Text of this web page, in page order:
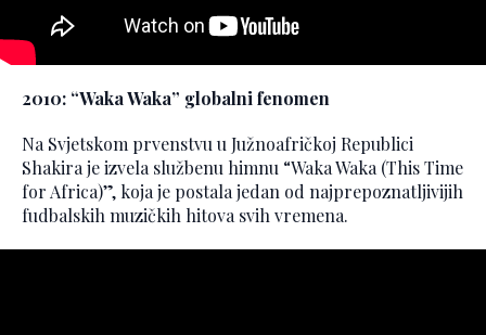
2010: “Waka Waka” globalni fenomen
Na Svjetskom prvenstvu u Južnoafričkoj Republici
Shakira je izvela službenu himnu “Waka Waka (This Time
for Africa)”, koja je postala jedan od najprepoznatljivijih
fudbalskih muzičkih hitova svih vremena.